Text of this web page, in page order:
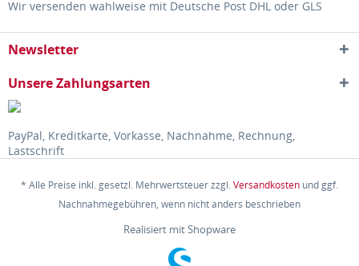
Wir versenden wahlweise mit Deutsche Post DHL oder GLS
Newsletter
Unsere Zahlungsarten
PayPal, Kreditkarte, Vorkasse, Nachnahme, Rechnung,
Lastschrift
* Alle Preise inkl. gesetzl. Mehrwertsteuer zzgl.Versandkosten und ggf.
Nachnahmegebühren, wenn nicht anders beschrieben
Realisiert mit Shopware